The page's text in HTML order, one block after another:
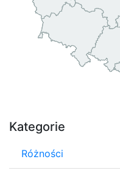
Kategorie
Różności